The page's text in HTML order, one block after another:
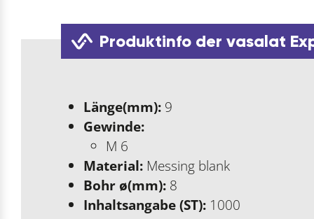
Produktinfo der vasalat
Länge(mm): 9
Gewinde:
M 6
Material: Messing blank
Bohr ø(mm): 8
Inhaltsangabe (ST): 1000